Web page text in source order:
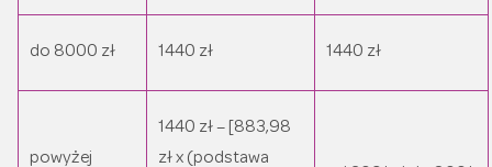
do 8000 zł 1440 zł 1440 zł
powyżej
1440 zł – [883,98
zł x (podstawa